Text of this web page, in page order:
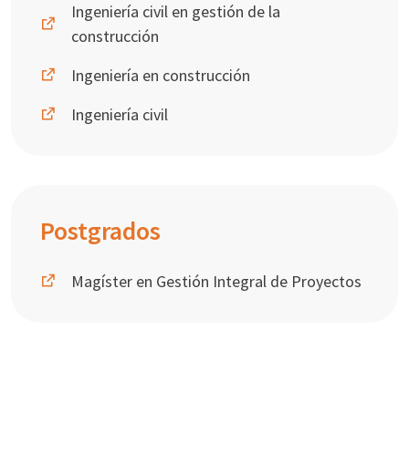
Ingeniería civil en gestión de la
construcción
Ingeniería en construcción
Ingeniería civil
Postgrados
Magíster en Gestión Integral de Proyectos